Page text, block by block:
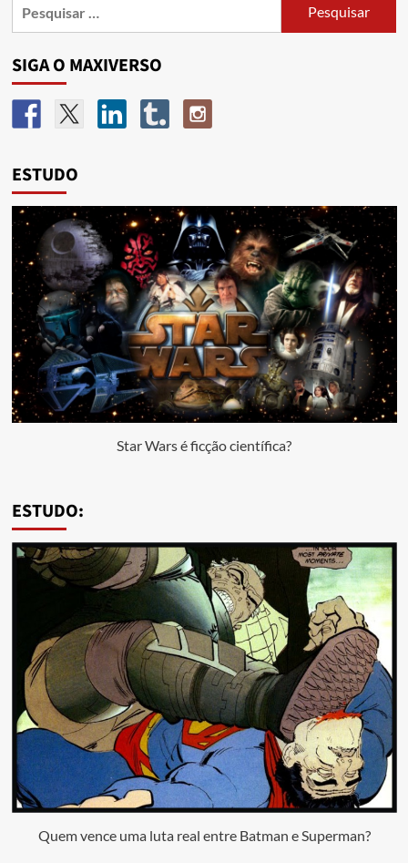
SIGA O MAXIVERSO
ESTUDO
Star Wars é ficção científica?
ESTUDO:
Quem vence uma luta real entre Batman e Superman?